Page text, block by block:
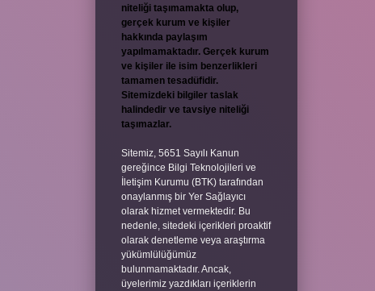
niteliği taşımamakta olup,
gerçek kurum ve kişiler
hakkında paylaşım
yapılmamaktadır. Gerçek kurum
ve kişiler ile isim benzerlikleri
tamamen tesadüfidir.
Sitemizdeki bilgiler taslak
halindedir ve tavsiye niteliği
taşımazlar.
Sitemiz, 5651 Sayılı Kanun
gereğince Bilgi Teknolojileri ve
İletişim Kurumu (BTK) tarafından
onaylanmış bir Yer Sağlayıcı
olarak hizmet vermektedir. Bu
nedenle, sitedeki içerikleri proaktif
olarak denetleme veya araştırma
yükümlülüğümüz
bulunmamaktadır. Ancak,
üyelerimiz yazdıkları içeriklerin